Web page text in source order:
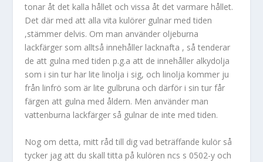
tonar åt det kalla hållet och vissa åt det varmare hållet.
Det där med att alla vita kulörer gulnar med tiden
,stämmer delvis. Om man använder oljeburna
lackfärger som alltså innehåller lacknafta , så tenderar
de att gulna med tiden p.g.a att de innehåller alkydolja
som i sin tur har lite linolja i sig, och linolja kommer ju
från linfrö som är lite gulbruna och därför i sin tur får
färgen att gulna med åldern. Men använder man
vattenburna lackfärger så gulnar de inte med tiden.
Nog om detta, mitt råd till dig vad beträffande kulör så
tycker jag att du skall titta på kulören ncs s 0502-y och